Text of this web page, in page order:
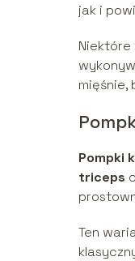
jak i
Niektóre
mięśnie,
Pompki
triceps
Ten